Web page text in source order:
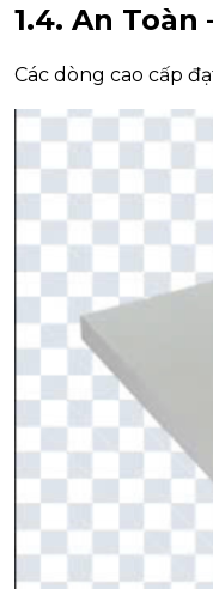
1.4. An Toàn
Các dòng cao cấp